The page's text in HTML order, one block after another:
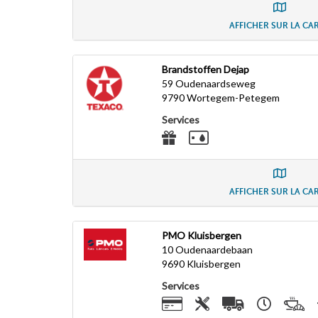
AFFICHER SUR LA
Brandstoffen Dejap
59 Oudenaardseweg
9790Wortegem-Petegem
Services
AFFICHER SUR LA
PMO Kluisbergen
10 Oudenaardebaan
9690 Kluisbergen
Services